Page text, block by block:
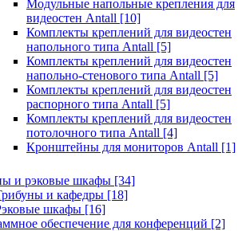
Модульные напольные крепления для
видеостен Antall [10]
Комплекты креплений для видеостен
напольного типа Antall [5]
Комплекты креплений для видеостен
напольно-стенового типа Antall [5]
Комплекты креплений для видеостен
распорного типа Antall [5]
Комплекты креплений для видеостен
потолочного типа Antall [4]
Кронштейны для мониторов Antall [1]
и рэковые шкафы [34]
и кафедры [18]
шкафы [16]
обеспечение для конференций [2]